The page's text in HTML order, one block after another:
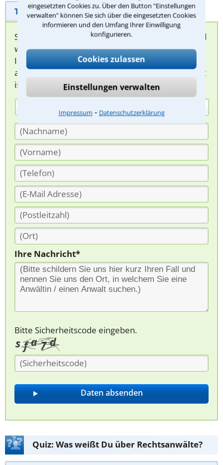
eingesetzten Cookies zu. Über den Button "Einstellungen
verwalten" können Sie sich über die eingesetzten Cookies
informieren und den Umfang Ihrer Einwilligung
konfigurieren.
Cookies zulassen
Einstellungen verwalten
Impressum ⁃ Datenschutzerklärung
Telefonhilfe Beratungsanfrage
Sie können hier Ihren Fall schildern. Anschließend
werden sich spezialisierte Rechtsanwälte bei
Ihnen melden, um das weitere Vorgehen
abzuklären. Die Rückmeldung durch einen Anwalt
ist für Sie kostenlos.
Ihre Nachricht*
Bitte Sicherheitscode eingeben.
Quiz: Was weißt Du über Rechtsanwälte?